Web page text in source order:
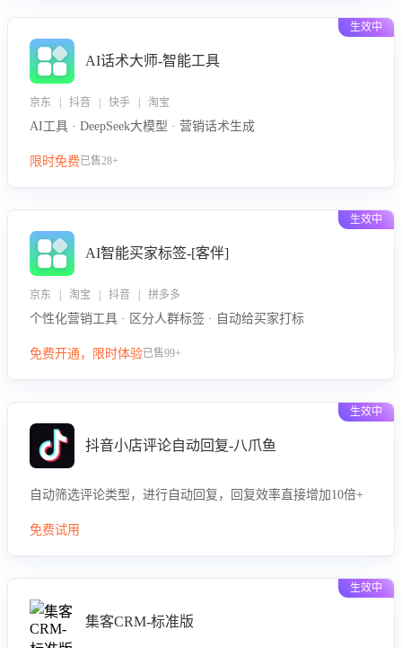
生效中
AI话术大师-智能工具
京东 | 抖音 | 快手 | 淘宝
AI工具 · DeepSeek大模型 · 营销话术生成
限时免费已售28+
生效中
AI智能买家标签-[客伴]
京东 | 淘宝 | 抖音 | 拼多多
个性化营销工具 · 区分人群标签 · 自动给买家打标
免费开通，限时体验已售99+
生效中
抖音小店评论自动回复-八爪鱼
自动筛选评论类型，进行自动回复，回复效率直接增加10倍+
免费试用
生效中
集客CRM-标准版